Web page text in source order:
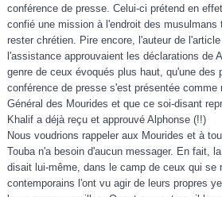
conférence de presse. Celui-ci prétend en
confié une mission à l'endroit des musulmans
rester chrétien. Pire encore, l'auteur de
l'assistance approuvaient les déclarations de
genre de ceux évoqués plus haut, qu'une des
conférence de presse s'est présentée comme
Général des Mourides et que ce soi-disant
Khalif a déjà reçu et approuvé Alphonse (!!)
Nous voudrions rappeler aux Mourides et à
Touba n'a besoin d'aucun messager. En fait,
disait lui-même, dans le camp de ceux qui se
contemporains l'ont vu agir de leurs propres